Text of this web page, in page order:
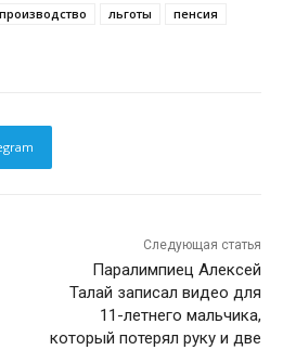
льготы
пенсия
Следующая статья
Паралимпиец Алексей
Талай записал видео для
11-летнего мальчика,
который потерял руку и две